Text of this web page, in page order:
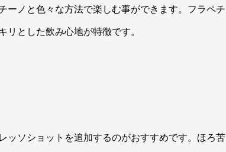
ーノと色々な方法で楽しむ事ができます。フラペチ
リとした飲み心地が特徴です。
ッソショットを追加するのがおすすめです。ほろ苦